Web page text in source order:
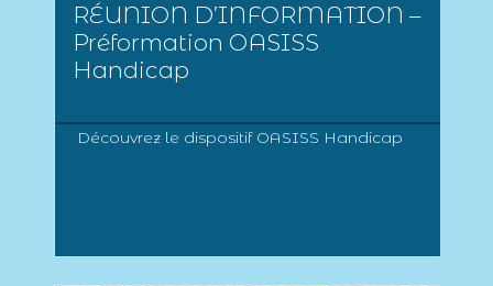
RÉUNION D’INFORMATION –
Préformation OASISS
Handicap
Découvrez le dispositif OASISS Handicap